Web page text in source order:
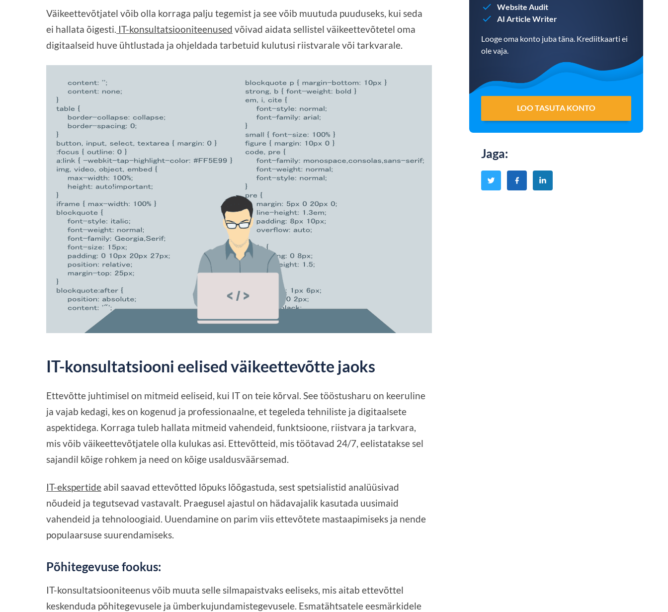
Väikeettevõtjatel võib olla korraga palju tegemist ja see võib muutuda puuduseks, kui seda
ei hallata õigesti. IT-konsultatsiooniteenused võivad aidata sellistel väikeettevõtetel oma
digitaalseid huve ühtlustada ja ohjeldada tarbetuid kulutusi riistvarale või tarkvarale.
IT-konsultatsiooni eelised väikeettevõtte jaoks
Ettevõtte juhtimisel on mitmeid eeliseid, kui IT on teie kõrval. See tööstusharu on keeruline
ja vajab kedagi, kes on kogenud ja professionaalne, et tegeleda tehniliste ja digitaalsete
aspektidega. Korraga tuleb hallata mitmeid vahendeid, funktsioone, riistvara ja tarkvara,
mis võib väikeettevõtjatele olla kulukas asi. Ettevõtteid, mis töötavad 24/7, eelistatakse sel
sajandil kõige rohkem ja need on kõige usaldusväärsemad.
IT-ekspertide abil saavad ettevõtted lõpuks lõõgastuda, sest spetsialistid analüüsivad
nõudeid ja tegutsevad vastavalt. Praegusel ajastul on hädavajalik kasutada uusimaid
vahendeid ja tehnoloogiaid. Uuendamine on parim viis ettevõtete mastaapimiseks ja nende
populaarsuse suurendamiseks.
Põhitegevuse fookus:
IT-konsultatsiooniteenus võib muuta selle silmapaistvaks eeliseks, mis aitab ettevõttel
keskenduda põhitegevusele ja ümberkujundamistegevusele. Esmatähtsatele eesmärkidele
Website Audit
AI Article Writer
Looge oma konto juba täna. Krediitkaarti ei
ole vaja.
LOO TASUTA KONTO
Jaga: